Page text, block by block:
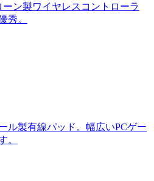
ン製ワイヤレスコントローラ
秀。
ル製有線パッド。幅広いPCゲー
。